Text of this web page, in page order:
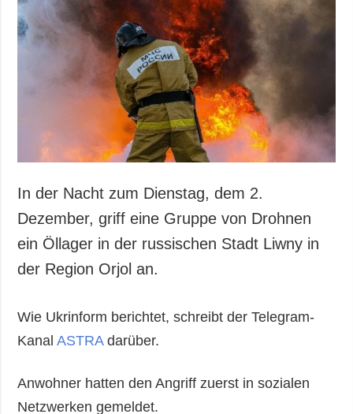
In der Nacht zum Dienstag, dem 2.
Dezember, griff eine Gruppe von Drohnen
ein Öllager in der russischen Stadt Liwny in
der Region Orjol an.
Wie Ukrinform berichtet, schreibt der Telegram-
KanalASTRAdarüber.
Anwohner hatten den Angriff zuerst in sozialen
Netzwerken gemeldet.